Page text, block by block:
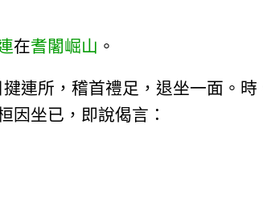
在耆闍崛山 。
揵連所，稽首禮足，退坐一面。時
因坐已，即說偈言：